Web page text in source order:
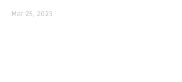
Mar 25, 2023